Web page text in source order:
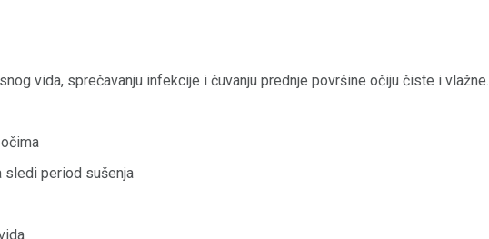
vida, sprečavanju infekcije i čuvanju prednje površine očiju čiste i vlažne.
sledi period sušenja